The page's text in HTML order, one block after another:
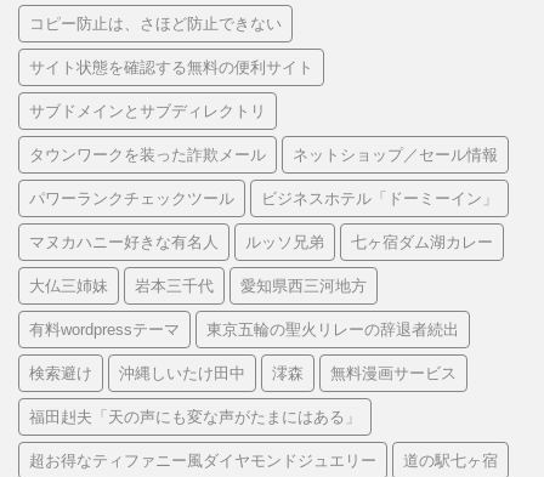
コピー防止は、さほど防止できない
サイト状態を確認する無料の便利サイト
サブドメインとサブディレクトリ
タウンワークを装った詐欺メール ネットショップ／セール情報
パワーランクチェックツール ビジネスホテル「ドーミーイン」
マヌカハニー好きな有名人 ルッソ兄弟 七ヶ宿ダム湖カレー
大仏三姉妹 岩本三千代 愛知県西三河地方
有料wordpressテーマ 東京五輪の聖火リレーの辞退者続出
検索避け 沖縄しいたけ田中 澪森 無料漫画サービス
福田赳夫「天の声にも変な声がたまにはある」
超お得なティファニー風ダイヤモンドジュエリー 道の駅七ヶ宿